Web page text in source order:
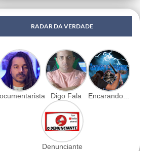
RADAR DA VERDADE
Digo Fala Encarando...
Denunciante